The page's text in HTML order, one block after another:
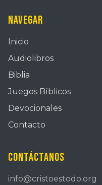
Navegar
Inicio
Audiolibros
Biblia
Juegos Bíblicos
Devocionales
Contacto
Contáctanos
info@cristoestodo.org